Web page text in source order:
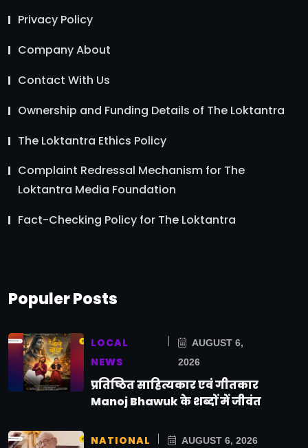
Privacy Policy
Company About
Contact With Us
Ownership and Funding Details of The Loktantra
The Loktantra Ethics Policy
Complaint Redressal Mechanism for The
Loktantra Media Foundation
Fact-Checking Policy for The Loktantra
Populer Posts
LOCAL
NEWS
AUGUST 6,
2026
प्रतिष्ठित साहित्यकार एवं गीतकार
Manoj Bhawuk के शब्दों में जीवंत
NATIONAL AUGUST 6, 2026